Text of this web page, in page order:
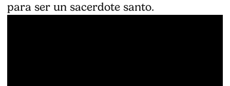
para ser un sacerdote santo.